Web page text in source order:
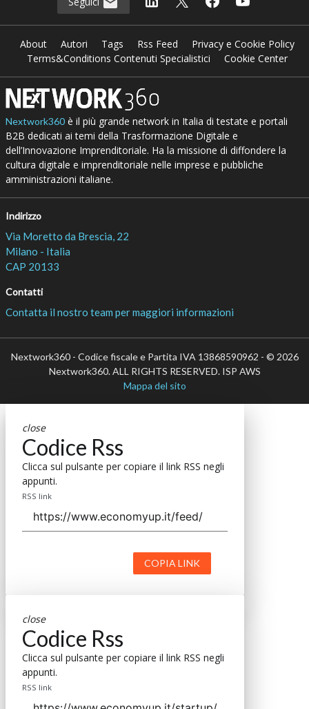
About Autori Tags Rss Feed
Privacy e Cookie Policy
Terms&Conditions Contenuti Specialistici
Cookie Center
Nextwork360è il più grande network in Italia di testate e portali
B2B dedicati ai temi della Trasformazione Digitale e
dell’Innovazione Imprenditoriale. Ha la missione di diffondere la
cultura digitale e imprenditoriale nelle imprese e pubbliche
amministrazioni italiane.
Indirizzo
Via Moretto da Brescia, 22
Milano - Italia
CAP 20133
Contatti
Contatta il nostro team per maggiori informazioni
Nextwork360 - Codice fiscale e Partita IVA 13868590962 - © 2026
Nextwork360. ALL RIGHTS RESERVED. ISP AWS
Mappa del sito
close
Codice Rss
Clicca sul pulsante per copiare il link RSS negli
appunti.
RSS link
COPIA LINK
close
Codice Rss
Clicca sul pulsante per copiare il link RSS negli
appunti.
RSS link